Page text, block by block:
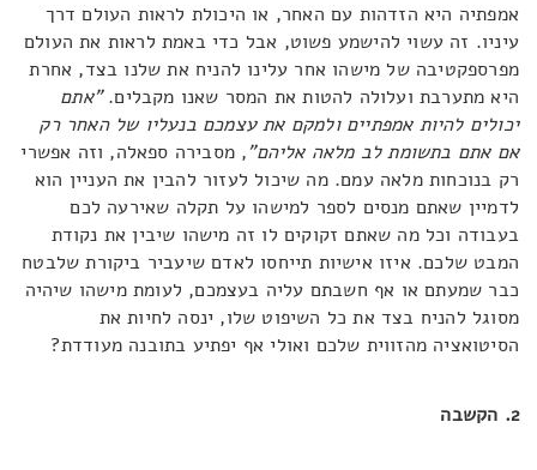
אמפתיה היא הזדהות עם האחר, או היכולת לראות העולם דרך
עיניו. זה עשוי להישמע פשוט, אבל כדי באמת לראות את העולם
מפרספקטיבה של מישהו אחר עלינו להניח את שלנו בצד, אחרת
היא מתערבת ועלולה להטות את המסר שאנו מקבלים."אתם
יכולים להיות אמפתיים ולמקם את עצמכם בנעליו של האחר רק
אם אתם בתשומת לב מלאה אליהם", מסבירה ספאלה, וזה אפשרי
רק בנוכחות מלאה עמם. מה שיכול לעזור להבין את העניין הוא
לדמיין שאתם מנסים לספר למישהו על תקלה שאירעה לכם
בעבודה וכל מה שאתם זקוקים לו זה מישהו שיבין את נקודת
המבט שלכם. איזו אישיות תייחסו לאדם שיעביר ביקורת שלבטח
כבר שמעתם או אף חשבתם עליה בעצמכם, לעומת מישהו שיהיה
מסוגל להניח בצד את כל השיפוט שלו, ינסה לחיות את
הסיטואציה מהזווית שלכם ואולי אף יפתיע בתובנה מעודדת?
2. הקשבה